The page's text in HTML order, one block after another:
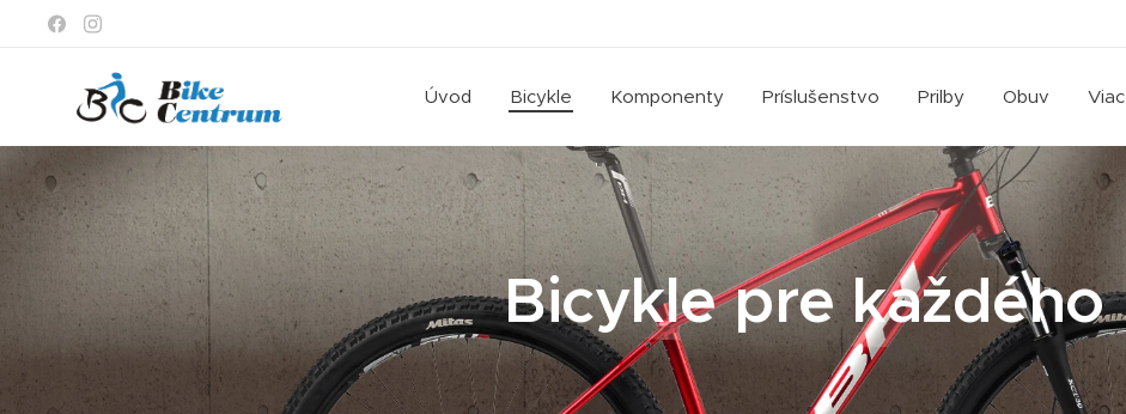
Úvod Bicykle Komponenty Príslušenstvo Prilby Obuv Viac
Bicykle pre každého